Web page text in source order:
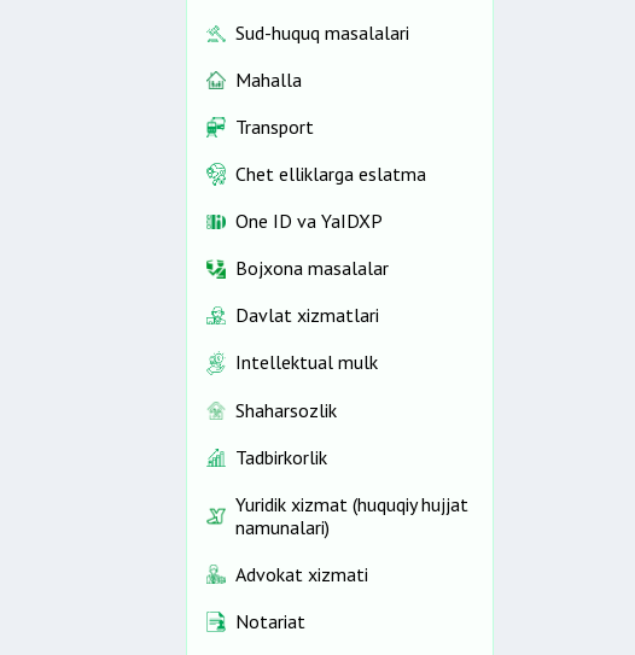
Sud-huquq masalalari
Mahalla
Transport
Chet elliklarga eslatma
One ID vа YaIDXP
Bojxona masalalar
Davlat xizmatlari
Intellektual mulk
Shaharsozlik
Tadbirkorlik
Yuridik xizmat (huquqiy hujjat
namunalari)
Advokat xizmati
Notariat